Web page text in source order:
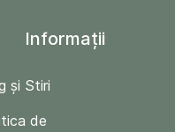
Informații
și Stiri
de